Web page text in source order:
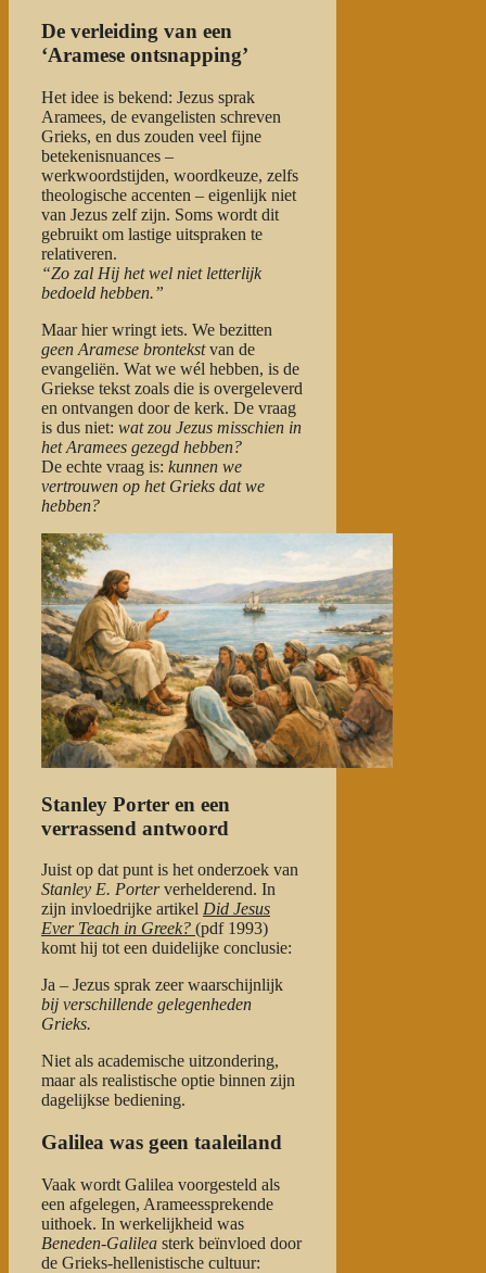
De verleiding van een
‘Aramese ontsnapping’
Het idee is bekend: Jezus sprak
Aramees, de evangelisten schreven
Grieks, en dus zouden veel fijne
betekenisnuances –
werkwoordstijden, woordkeuze, zelfs
theologische accenten – eigenlijk niet
van Jezus zelf zijn. Soms wordt dit
gebruikt om lastige uitspraken te
relativeren.
“Zo zal Hij het wel niet letterlijk
bedoeld hebben.”
Maar hier wringt iets. We bezitten
geen Aramese brontekstvan de
evangeliën. Wat we wél hebben, is de
Griekse tekst zoals die is overgeleverd
en ontvangen door de kerk. De vraag
is dus niet: wat zou Jezus misschien in
het Aramees gezegd hebben?
De echte vraag is: kunnen we
vertrouwen op het Grieks dat we
hebben?
Stanley Porter en een
verrassend antwoord
Juist op dat punt is het onderzoek van
Stanley E. Porterverhelderend. In
zijn invloedrijke artikel Did Jesus
Ever Teach in Greek? (pdf 1993)
komt hij tot een duidelijke conclusie:
Ja – Jezus sprak zeer waarschijnlijk
bij verschillende gelegenheden
Grieks.
Niet als academische uitzondering,
maar als realistische optie binnen zijn
dagelijkse bediening.
Galilea was geen taaleiland
Vaak wordt Galilea voorgesteld als
een afgelegen, Arameessprekende
uithoek. In werkelijkheid was
Beneden-Galilea sterk beïnvloed door
de Grieks-hellenistische cultuur: